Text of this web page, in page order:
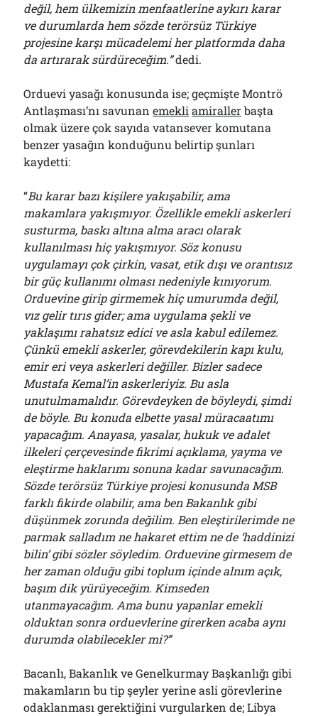
değil, hem ülkemizin menfaatlerine aykırı karar
ve durumlarda hem sözde terörsüz Türkiye
projesine karşı mücadelemi her platformda daha
da artırarak sürdüreceğim.”dedi.
Orduevi yasağı konusunda ise; geçmişte Montrö
Antlaşması’nı savunanemekli amirallerbaşta
olmak üzere çok sayıda vatansever komutana
benzer yasağın konduğunu belirtip şunları
kaydetti:
“Bu karar bazı kişilere yakışabilir, ama
makamlara yakışmıyor. Özellikle emekli askerleri
susturma, baskı altına alma aracı olarak
kullanılması hiç yakışmıyor. Söz konusu
uygulamayı çok çirkin, vasat, etik dışı ve orantısız
bir güç kullanımı olması nedeniyle kınıyorum.
Orduevine girip girmemek hiç umurumda değil,
vız gelir tırıs gider; ama uygulama şekli ve
yaklaşımı rahatsız edici ve asla kabul edilemez.
Çünkü emekli askerler, görevdekilerin kapı kulu,
emir eri veya askerleri değiller. Bizler sadece
Mustafa Kemal’in askerleriyiz. Bu asla
unutulmamalıdır. Görevdeyken de böyleydi, şimdi
de böyle. Bu konuda elbette yasal müracaatımı
yapacağım. Anayasa, yasalar, hukuk ve adalet
ilkeleri çerçevesinde fikrimi açıklama, yayma ve
eleştirme haklarımı sonuna kadar savunacağım.
Sözde terörsüz Türkiye projesi konusunda MSB
farklı fikirde olabilir, ama ben Bakanlık gibi
düşünmek zorunda değilim. Ben eleştirilerimde ne
parmak salladım ne hakaret ettim ne de ‘haddinizi
bilin’ gibi sözler söyledim. Orduevine girmesem de
her zaman olduğu gibi toplum içinde alnım açık,
başım dik yürüyeceğim. Kimseden
utanmayacağım. Ama bunu yapanlar emekli
olduktan sonra orduevlerine girerken acaba aynı
durumda olabilecekler mi?”
Bacanlı, Bakanlık ve Genelkurmay Başkanlığı gibi
makamların bu tip şeyler yerine asli görevlerine
odaklanması gerektiğini vurgularken de; Libya